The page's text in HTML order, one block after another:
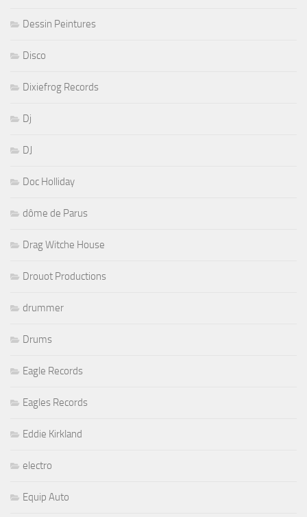
Dessin Peintures
Disco
Dixiefrog Records
Dj
DJ
Doc Holliday
dôme de Parus
Drag Witche House
Drouot Productions
drummer
Drums
Eagle Records
Eagles Records
Eddie Kirkland
electro
Equip Auto